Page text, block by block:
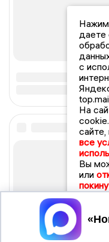
даете
с
На
все
Вы
или